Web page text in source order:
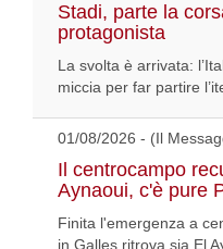
Stadi, parte la
protagonista
La svolta è arrivata:
miccia per far partire
01/08/2026 - (Il
Il centrocampo
Aynaoui, c'è pure
Finita l'emergenza a
in Galles ritrova sia El